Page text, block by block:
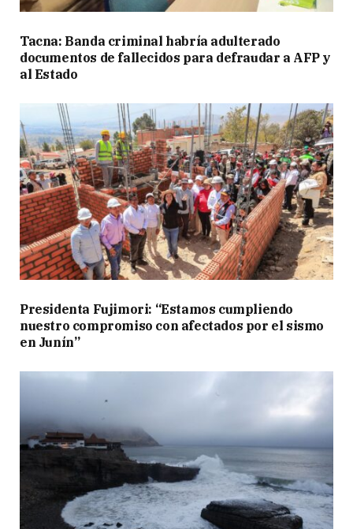
Tacna: Banda criminal habría adulterado
documentos de fallecidos para defraudar a AFP y
al Estado
Presidenta Fujimori: “Estamos cumpliendo
nuestro compromiso con afectados por el sismo
en Junín”